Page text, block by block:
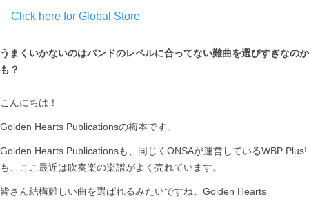
Click here for Global Store
うまくいかないのはバンドのレベルに合ってない難曲を選びすぎなのか
も？
こんにちは！
Golden Hearts Publicationsの梅本です。
Golden Hearts Publicationsも、同じくONSAが運営しているWBP Plus!
も、ここ最近は吹奏楽の楽譜がよく売れています。
皆さん結構難しい曲を選ばれるみたいですね。Golden Hearts